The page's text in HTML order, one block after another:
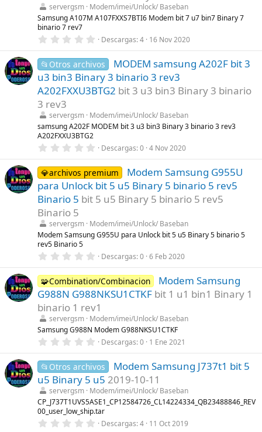
e
l
s
)
servergsm Modem/imei/Unlock/ Baseban
Samsung A107M A107FXXS7BTI6 Modem bit 7 u7 bin7 Binary 7
binario 7 rev7
0
0
0
e
s
t
r
l
l
a
s
Descargas 4 16 Nov 2020
📂Otros archivos
MODEM samsung A202F bit 3
u3 bin3 Binary 3 binario 3 rev3
A202FXXU3BTG2 bit 3 u3 bin3 Binary 3 binario
3 rev3
servergsm Modem/imei/Unlock/ Baseban
samsung A202F MODEM bit 3 u3 bin3 Binary 3 binario 3 rev3
A202FXXU3BTG2
0
0
0
e
s
t
r
l
l
a
s
Descargas 0 4 Nov 2020
💎archivos premium
Modem Samsung G955U
para Unlock bit 5 u5 Binary 5 binario 5 rev5
Binario 5 bit 5 u5 Binary 5 binario 5 rev5
Binario 5
servergsm Modem/imei/Unlock/ Baseban
Modem Samsung G955U para Unlock bit 5 u5 Binary 5 binario 5
rev5 Binario 5
0
0
0
e
s
t
r
e
l
a
(
s
)
Descargas 0 6 Feb 2020
🧩Combination/Combinacion
Modem Samsung
G988N G988NKSU1CTKF bit 1 u1 bin1 Binary 1
binario 1 rev1
servergsm Modem/imei/Unlock/ Baseban
Samsung G988N Modem G988NKSU1CTKF
0
0
0
e
s
t
r
e
l
Descargas 0 1 Ene 2021
📂Otros archivos
Modem Samsung J737t1 bit 5
u5 Binary 5 u5 2019-10-11
servergsm Modem/imei/Unlock/ Baseban
CP_J737T1UVS5ASE1_CP12584726_CL14224334_QB23488846_REV
00_user_low_ship.tar
0 Descargas 4 11 Oct 2019